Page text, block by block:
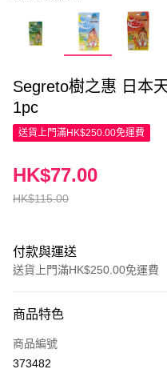
Segreto樹之惠 日本
1pc
送貨上門滿HK$250.00免運費
HK$115.00
HK$77.00
付款與運送
送貨上門滿HK$250.00免運費
信用卡
Apple Pay
商品特色
商品編號
373482